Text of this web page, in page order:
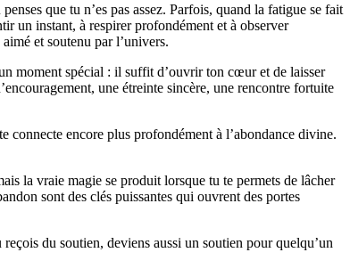
que tu n’es pas assez. Parfois, quand la fatigue se fait
un instant, à respirer profondément et à observer
et soutenu par l’univers.
moment spécial : il suffit d’ouvrir ton cœur et de laisser
une étreinte sincère, une rencontre fortuite
encore plus profondément à l’abondance divine.
la vraie magie se produit lorsque tu te permets de lâcher
sont des clés puissantes qui ouvrent des portes
du soutien, deviens aussi un soutien pour quelqu’un